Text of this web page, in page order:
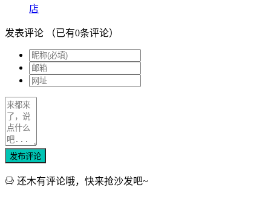
店
发表评论 （已有0条评论）
发布评论
还木有评论哦，快来抢沙发吧~